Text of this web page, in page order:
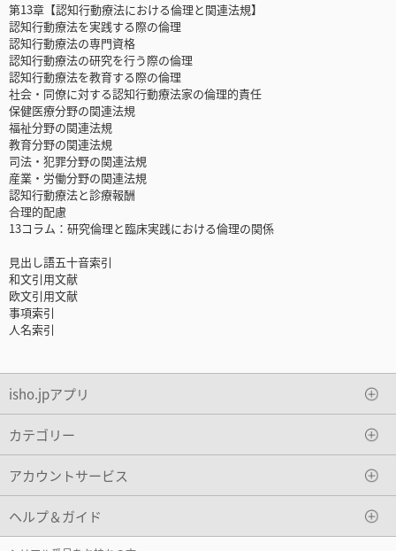
第13章【認知行動療法における倫理と関連法規】
認知行動療法を実践する際の倫理
認知行動療法の専門資格
認知行動療法の研究を行う際の倫理
認知行動療法を教育する際の倫理
社会・同僚に対する認知行動療法家の倫理的責任
保健医療分野の関連法規
福祉分野の関連法規
教育分野の関連法規
司法・犯罪分野の関連法規
産業・労働分野の関連法規
認知行動療法と診療報酬
合理的配慮
13コラム：研究倫理と臨床実践における倫理の関係
見出し語五十音索引
和文引用文献
欧文引用文献
事項索引
人名索引
isho.jpアプリ
カテゴリー
アカウントサービス
ヘルプ＆ガイド